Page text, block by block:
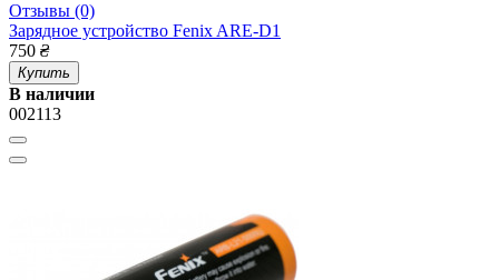
Отзывы (0)
Зарядное устройство Fenix ARE-D1
750 ₴
Купить
В наличии
002113